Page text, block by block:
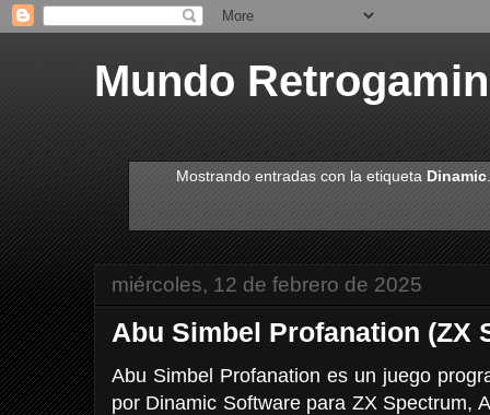
Mundo
Mostrando entradas con la etiqueta Dinamic
miércoles, 12 de febrero de 2025
Abu Simbel Profanation (ZX
Abu Simbel Profanation es un juego
por Dinamic Software para ZX Spectrum,